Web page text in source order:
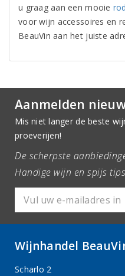
u graag aan een mooie
voor wijn accessoires en
BeauVin aan het juiste
Aanmelden
Mis niet langer de beste
proeverijen!
De scherpste
Handige wijn en spijs tips
Wijnhandel
Scharlo 2